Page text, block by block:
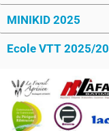
MINIKID 2025
Ecole VTT 2025/